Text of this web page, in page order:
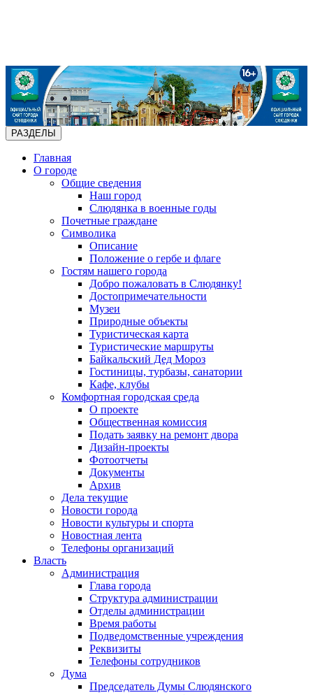
РАЗДЕЛЫ
Главная
О городе
Общие сведения
Наш город
Слюдянка в военные годы
Почетные граждане
Символика
Описание
Положение о гербе и флаге
Гостям нашего города
Добро пожаловать в Слюдянку!
Достопримечательности
Музеи
Природные объекты
Туристическая карта
Туристические маршруты
Байкальский Дед Мороз
Гостиницы, турбазы, санатории
Кафе, клубы
Комфортная городская среда
О проекте
Общественная комиссия
Подать заявку на ремонт двора
Дизайн-проекты
Фотоотчеты
Документы
Архив
Дела текущие
Новости города
Новости культуры и спорта
Новостная лента
Телефоны организаций
Власть
Администрация
Глава города
Структура администрации
Отделы администрации
Время работы
Подведомственные учреждения
Реквизиты
Телефоны сотрудников
Дума
Председатель Думы Слюдянского